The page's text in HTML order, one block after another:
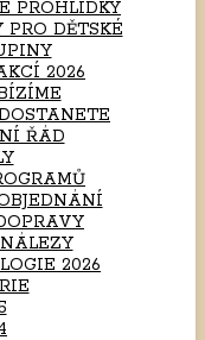
PROHLÍDKY
PRO DĚTSKÉ
2026
ŘÁD
2026